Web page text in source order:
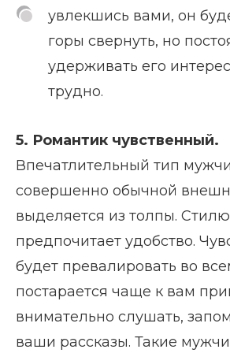
увлекшись вами, он
горы свернуть, но
удерживать его
трудно.
5. Романтик чувственный.
Впечатлительный тип
совершенно обычной
выделяется из толпы.
предпочитает удобство.
будет превалировать во
постарается чаще к вам
внимательно слушать,
ваши рассказы. Такие